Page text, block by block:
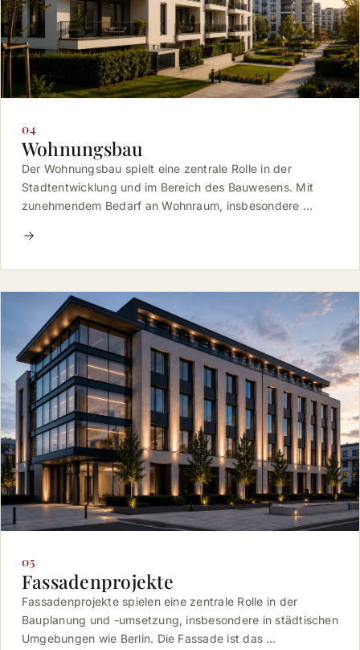
04
Wohnungsbau
Der Wohnungsbau spielt eine zentrale Rolle in der
Stadtentwicklung und im Bereich des Bauwesens. Mit
zunehmendem Bedarf an Wohnraum, insbesondere …
05
Fassadenprojekte
Fassadenprojekte spielen eine zentrale Rolle in der
Bauplanung und -umsetzung, insbesondere in städtischen
Umgebungen wie Berlin. Die Fassade ist das …